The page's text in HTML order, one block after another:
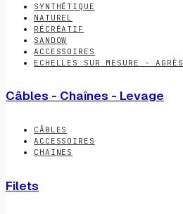
SYNTHÉTIQUE
NATUREL
RÉCRÉATIF
SANDOW
ACCESSOIRES
ECHELLES SUR MESURE - AGRÈS
Câbles - Chaînes - Levage
CÂBLES
ACCESSOIRES
CHAINES
Filets